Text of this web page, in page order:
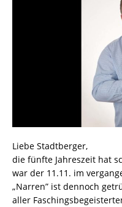
Liebe Stadtberger,
die fünfte Jahreszeit hat
war der 11.11. im
„Narren” ist dennoch
aller